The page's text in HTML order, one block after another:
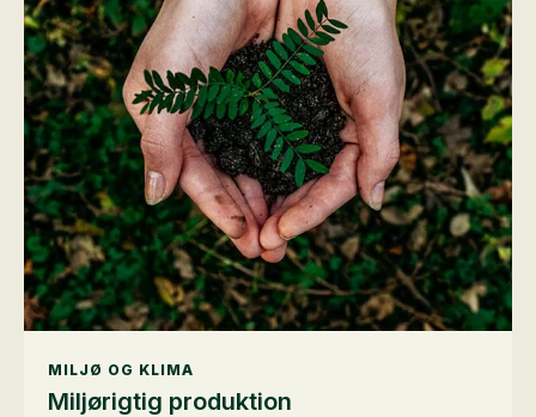
MILJØ OG KLIMA
Miljørigtig produktion